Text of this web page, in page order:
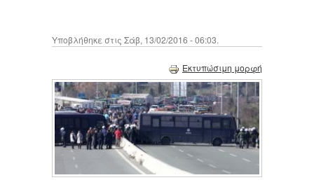
Υποβλήθηκε στις Σάβ, 13/02/2016 - 06:03.
Εκτυπώσιμη μορφή